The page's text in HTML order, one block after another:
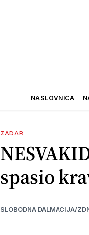
NASLOVNICA
ZADAR
spasio
SLOBODNA DALMACIJA/